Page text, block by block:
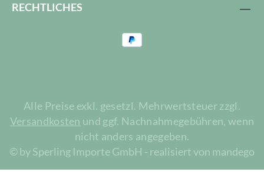
RECHTLICHES
Alle Preise exkl. gesetzl. Mehrwertsteuer zzgl.
Versandkosten und ggf. Nachnahmegebühren, wenn
nicht anders angegeben.
© by Sperling Importe GmbH - realisiert von mandego